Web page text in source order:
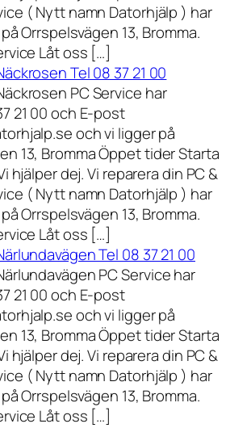
( Nytt namn Datorhjälp ) har
Orrspelsvägen 13, Bromma.
Låt oss […]
Tel 08 37 21 00
PC Service har
21 00 och E-post
och vi ligger på
13, Bromma Öppet tider Starta
hjälper dej. Vi reparera din PC &
( Nytt namn Datorhjälp ) har
Orrspelsvägen 13, Bromma.
Låt oss […]
Tel 08 37 21 00
PC Service har
21 00 och E-post
och vi ligger på
13, Bromma Öppet tider Starta
hjälper dej. Vi reparera din PC &
( Nytt namn Datorhjälp ) har
Orrspelsvägen 13, Bromma.
Låt oss […]